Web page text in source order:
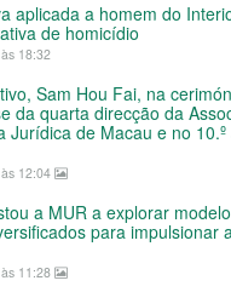
aplicada a homem do
de homicídio
18:32
Sam Hou Fai, na
da quarta direcção da
Jurídica de Macau e no
12:04
a MUR a explorar
para impulsionar
11:28